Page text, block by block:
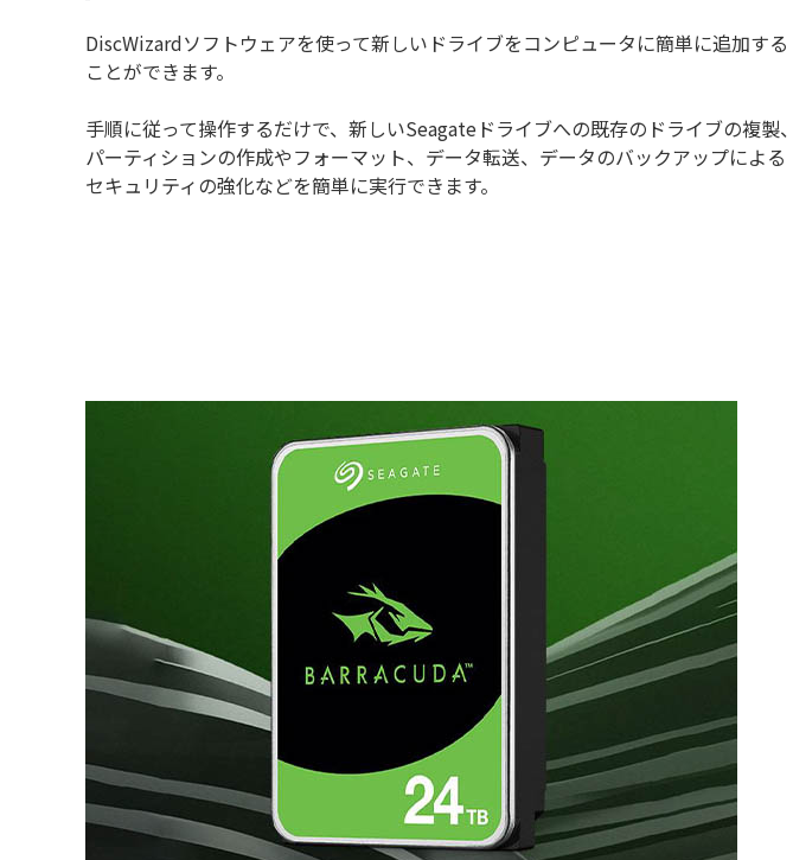
DiscWizardソフトウェアを使って新しいドライブをコンピュータに簡単に追加する
ことができます。
手順に従って操作するだけで、新しいSeagateドライブへの既存のドライブの複製、
パーティションの作成やフォーマット、データ転送、データのバックアップによる
セキュリティの強化などを簡単に実行できます。